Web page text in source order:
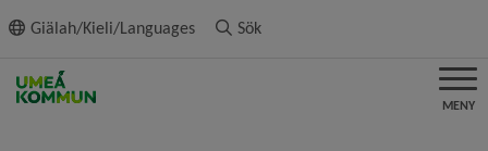
innehållet
Giälah/Kieli/Languages Sök
MENY